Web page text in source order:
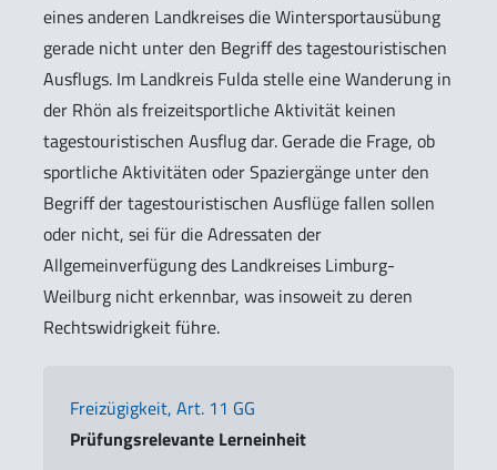
eines anderen Landkreises die Wintersportausübung
gerade nicht unter den Begriff des tagestouristischen
Ausflugs. Im Landkreis Fulda stelle eine Wanderung in
der Rhön als freizeitsportliche Aktivität keinen
tagestouristischen Ausflug dar. Gerade die Frage, ob
sportliche Aktivitäten oder Spaziergänge unter den
Begriff der tagestouristischen Ausflüge fallen sollen
oder nicht, sei für die Adressaten der
Allgemeinverfügung des Landkreises Limburg-
Weilburg nicht erkennbar, was insoweit zu deren
Rechtswidrigkeit führe.
Freizügigkeit, Art. 11 GG
Prüfungsrelevante Lerneinheit